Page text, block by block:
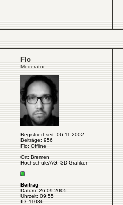
Flo
Moderator
Registriert seit: 06.11.2002
Beiträge: 956
Flo: Offline
Ort: Bremen
Hochschule/AG: 3D Grafiker
Beitrag
Datum: 26.09.2005
Uhrzeit: 09:55
ID: 11036